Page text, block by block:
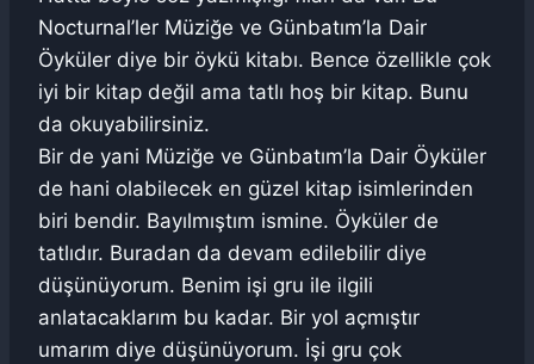
Nocturnal’ler Müziğe ve Günbatım’la Dair
Öyküler diye bir öykü kitabı. Bence özellikle çok
iyi bir kitap değil ama tatlı hoş bir kitap. Bunu
da okuyabilirsiniz.
Bir de yani Müziğe ve Günbatım’la Dair Öyküler
de hani olabilecek en güzel kitap isimlerinden
biri bendir. Bayılmıştım ismine. Öyküler de
tatlıdır. Buradan da devam edilebilir diye
düşünüyorum. Benim işi gru ile ilgili
anlatacaklarım bu kadar. Bir yol açmıştır
umarım diye düşünüyorum. İşi gru çok